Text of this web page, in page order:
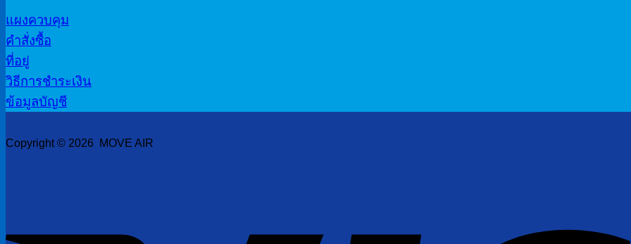
แผงควบคุม
คำสั่งซื้อ
ที่อยู่
วิธีการชำระเงิน
ข้อมูลบัญชี
Copyright © 2026 MOVE AIR